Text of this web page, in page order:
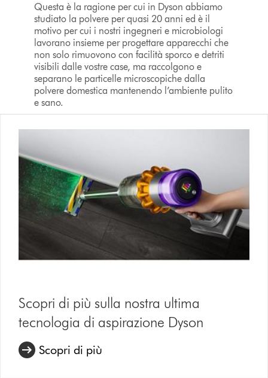
Questa è la ragione per cui in Dyson abbiamo
studiato la polvere per quasi 20 anni ed è il
motivo per cui i nostri ingegneri e microbiologi
lavorano insieme per progettare apparecchi che
non solo rimuovono con facilità sporco e detriti
visibili dalle vostre case, ma raccolgono e
separano le particelle microscopiche dalla
polvere domestica mantenendo l’ambiente pulito
e sano.
Scopri di più sulla nostra ultima
tecnologia di aspirazione Dyson
Scopri di più